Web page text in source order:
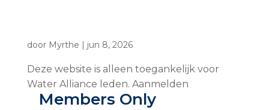
door Myrthe | jun 8, 2026
Deze website is alleen toegankelijk voor
Water Alliance leden. Aanmelden
Members Only